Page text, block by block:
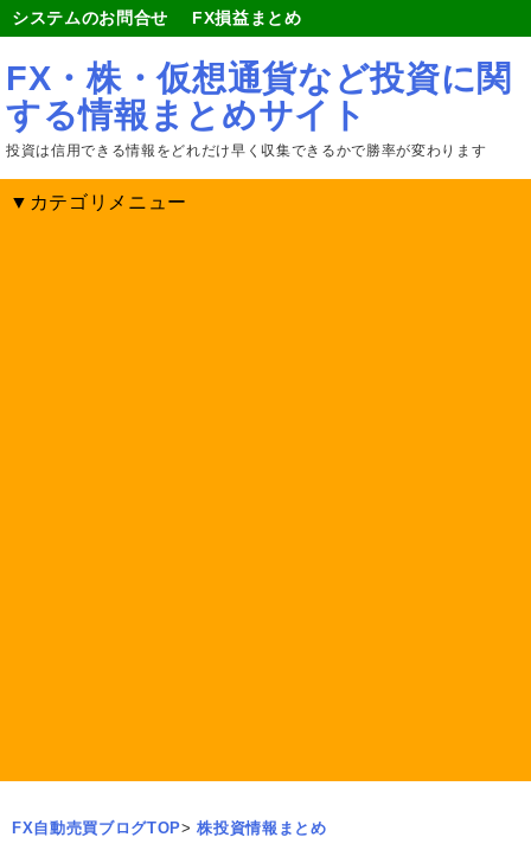
システムのお問合せ FX損益まとめ
FX・株・仮想通貨など投資に関
する情報まとめサイト
投資は信用できる情報をどれだけ早く収集できるかで勝率が変わります
▼カテゴリメニュー
FX自動売買ブログTOP> 株投資情報まとめ